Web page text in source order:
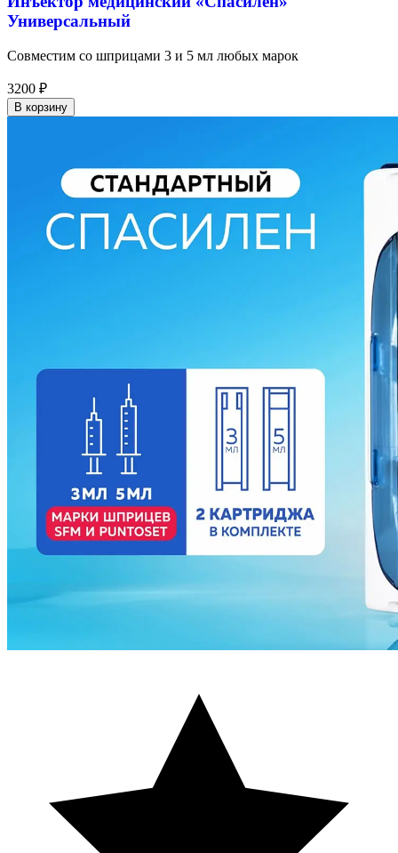
Универсальный
Совместим со шприцами 3 и 5 мл любых марок
3200 ₽
В корзину